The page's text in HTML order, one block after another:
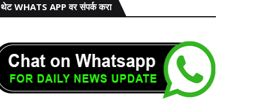
थेट WHATS APP वर संपर्क करा